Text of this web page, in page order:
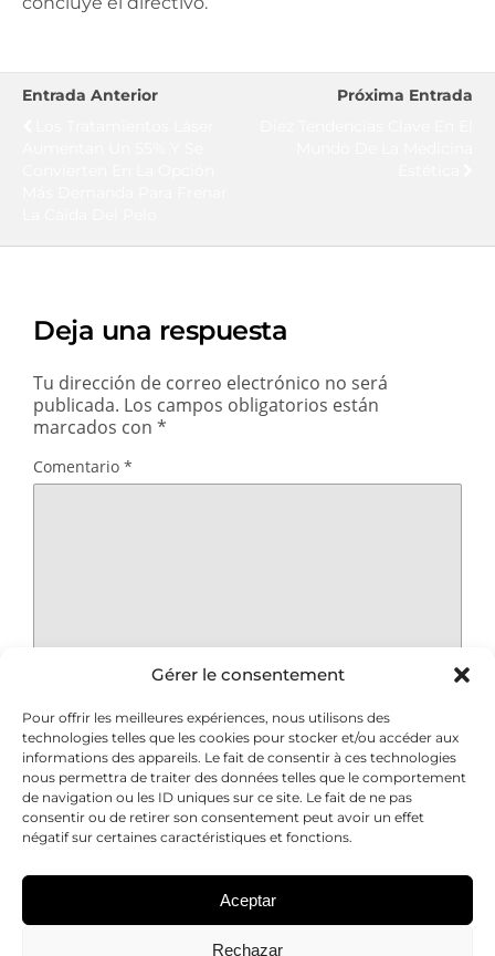
Gérer le consentement
Pour offrir les meilleures expériences, nous utilisons des
technologies telles que les cookies pour stocker et/ou accéder aux
informations des appareils. Le fait de consentir à ces technologies
nous permettra de traiter des données telles que le comportement
de navigation ou les ID uniques sur ce site. Le fait de ne pas
consentir ou de retirer son consentement peut avoir un effet
négatif sur certaines caractéristiques et fonctions.
Aceptar
Rechazar
Entrada Anterior
Próxima Entrada
Deja una respuesta
Tu dirección de correo electrónico no será
publicada. Los campos obligatorios están
marcados con *
Comentario *
Nombre*
Correo electrónico *